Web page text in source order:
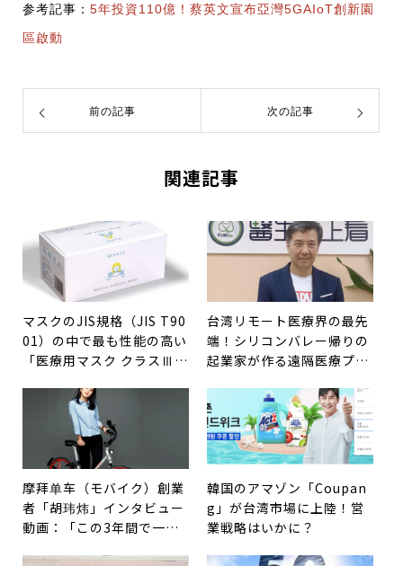
参考記事： 5年投資110億！蔡英文宣布亞灣5GAIoT創新園
區啟動
前の記事 次の記事
関連記事
マスクのJIS規格（JIS T90
01）の中で最も性能の高い
「医療用マスク クラスⅢ」
『BIANTE マスク 白』が
台湾リモート医療界の最先
端！シリコンバレー帰りの
起業家が作る遠隔医療プラ
看」
摩拜单车（モバイク）創業
者「胡玮炜」インタビュー
動画：「この3年間で一番
韓国のアマゾン「Coupan
g」が台湾市場に上陸！営
業戦略はいかに？